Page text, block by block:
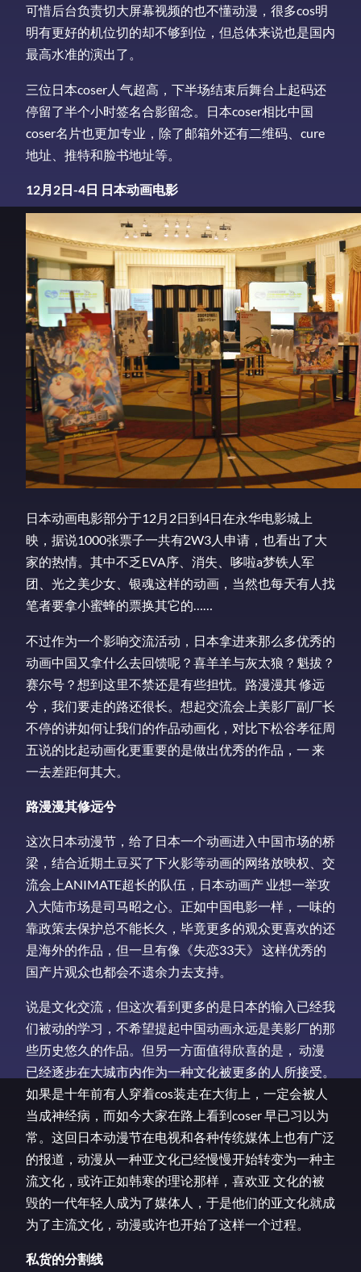
可惜后台负责切大屏幕视频的也不懂动漫，很多cos明
明有更好的机位切的却不够到位，但总体来说也是国内
最高水准的演出了。
三位日本coser人气超高，下半场结束后舞台上起码还
停留了半个小时签名合影留念。日本coser相比中国
coser名片也更加专业，除了邮箱外还有二维码、cure
地址、推特和脸书地址等。
12月2日-4日 日本动画电影
日本动画电影部分于12月2日到4日在永华电影城上
映，据说1000张票子一共有2W3人申请，也看出了大
家的热情。其中不乏EVA序、消失、哆啦a梦铁人军
团、光之美少女、银魂这样的动画，当然也每天有人找
笔者要拿小蜜蜂的票换其它的……
不过作为一个影响交流活动，日本拿进来那么多优秀的
动画中国又拿什么去回馈呢？喜羊羊与灰太狼？魁拔？
赛尔号？想到这里不禁还是有些担忧。路漫漫其 修远
兮，我们要走的路还很长。想起交流会上美影厂副厂长
不停的讲如何让我们的作品动画化，对比下松谷孝征周
五说的比起动画化更重要的是做出优秀的作品，一 来
一去差距何其大。
路漫漫其修远兮
这次日本动漫节，给了日本一个动画进入中国市场的桥
梁，结合近期土豆买了下火影等动画的网络放映权、交
流会上ANIMATE超长的队伍，日本动画产 业想一举攻
入大陆市场是司马昭之心。正如中国电影一样，一味的
靠政策去保护总不能长久，毕竟更多的观众更喜欢的还
是海外的作品，但一旦有像《失恋33天》 这样优秀的
国产片观众也都会不遗余力去支持。
说是文化交流，但这次看到更多的是日本的输入已经我
们被动的学习，不希望提起中国动画永远是美影厂的那
些历史悠久的作品。但另一方面值得欣喜的是， 动漫
已经逐步在大城市内作为一种文化被更多的人所接受。
如果是十年前有人穿着cos装走在大街上，一定会被人
当成神经病，而如今大家在路上看到coser 早已习以为
常。这回日本动漫节在电视和各种传统媒体上也有广泛
的报道，动漫从一种亚文化已经慢慢开始转变为一种主
流文化，或许正如韩寒的理论那样，喜欢亚 文化的被
毁的一代年轻人成为了媒体人，于是他们的亚文化就成
为了主流文化，动漫或许也开始了这样一个过程。
私货的分割线